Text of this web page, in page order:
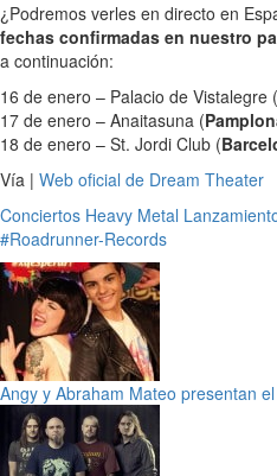
¿Podremos verles en directo en
fechas confirmadas en nuestro
a continuación:
16 de enero – Palacio de Vistalegre (
17 de enero – Anaitasuna (
18 de enero – St. Jordi Club (
Vía | Web oficial de Dream Theater
Conciertos Heavy Metal
#Roadrunner-Records
Angy y Abraham Mateo presentan